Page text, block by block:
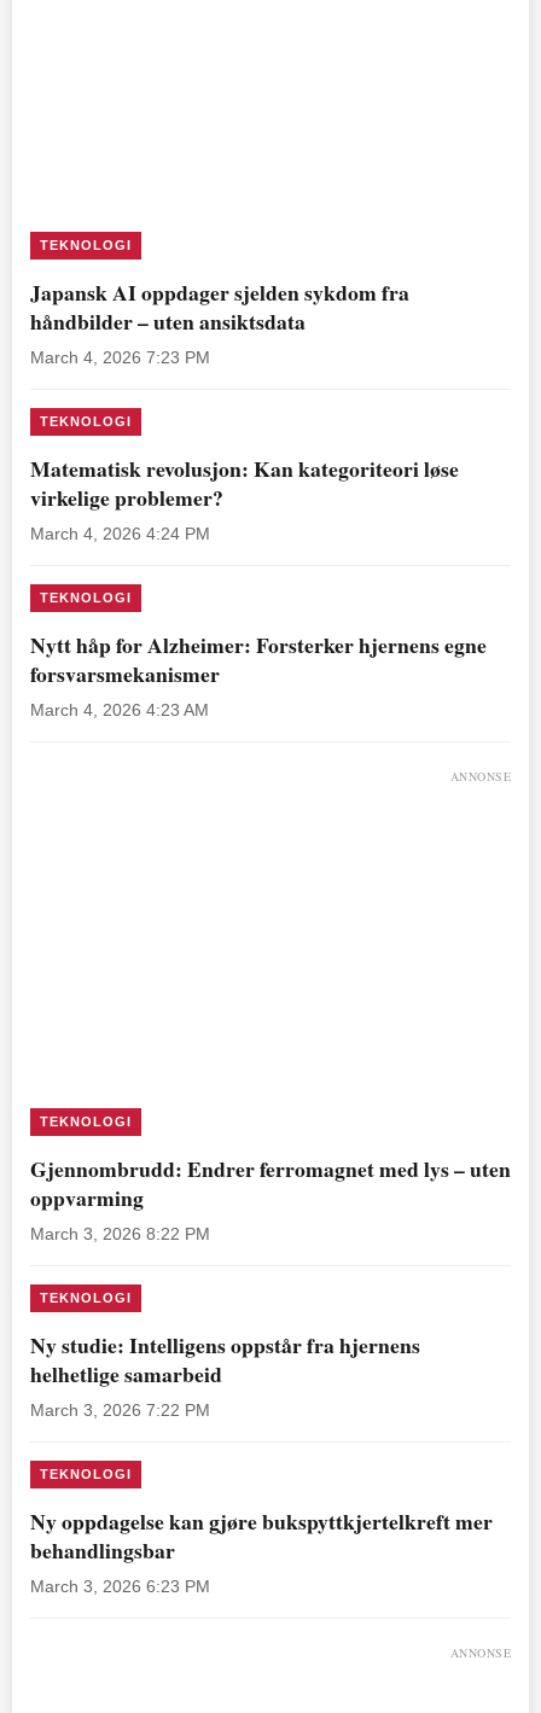
TEKNOLOGI
Japansk AI oppdager sjelden sykdom fra
håndbilder – uten ansiktsdata
March 4, 2026 7:23 PM
TEKNOLOGI
Matematisk revolusjon: Kan kategoriteori løse
virkelige problemer?
March 4, 2026 4:24 PM
TEKNOLOGI
Nytt håp for Alzheimer: Forsterker hjernens egne
forsvarsmekanismer
March 4, 2026 4:23 AM
ANNONSE
TEKNOLOGI
Gjennombrudd: Endrer ferromagnet med lys – uten
oppvarming
March 3, 2026 8:22 PM
TEKNOLOGI
Ny studie: Intelligens oppstår fra hjernens
helhetlige samarbeid
March 3, 2026 7:22 PM
TEKNOLOGI
Ny oppdagelse kan gjøre bukspyttkjertelkreft mer
behandlingsbar
March 3, 2026 6:23 PM
ANNONSE